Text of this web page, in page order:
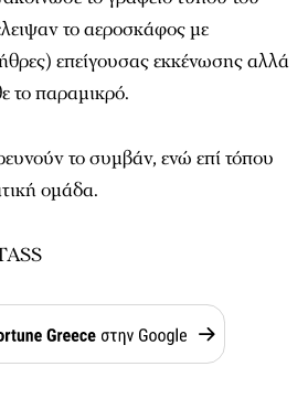
το αεροσκάφος με
επείγουσας εκκένωσης αλλά
το παραμικρό.
το συμβάν, ενώ επί τόπου
ομάδα.